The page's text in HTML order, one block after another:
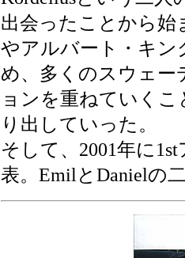
出会ったことから
やアルバート・キン
め、多くのスウェ
ョンを重ねていく
り出していった。
そして、2001年に
表。EmilとDanielの